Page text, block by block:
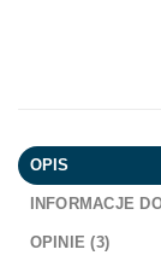
OPIS
INFORMACJE
OPINIE (3)